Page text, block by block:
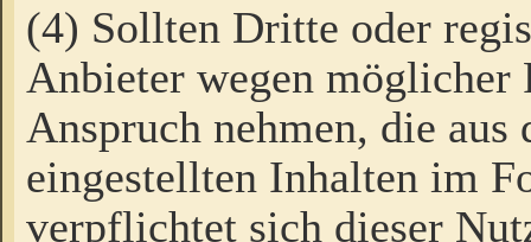
(4) Sollten Dritte oder
Anbieter wegen möglicher
Anspruch nehmen, die
eingestellten Inhalten im
verpflichtet sich dieser